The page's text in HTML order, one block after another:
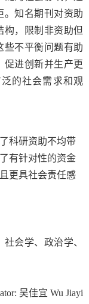
。知名期刊对资助
构，限制非资助但
些不平衡问题有助
促进创新并生产更
的社会需求和观
科研资助不均带
有针对性的资金
更具社会责任感
会学、政治学、
吴佳宜 Wu Jiayi